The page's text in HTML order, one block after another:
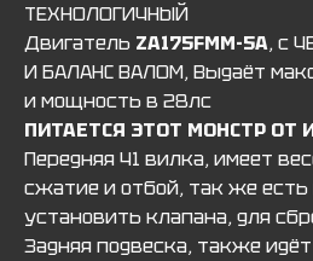
ТЕХНОЛОГИЧНЫЙ
Двигатель ZA175FMM-5A, с
И БАЛАНС ВАЛОМ, Выдаёт
и мощность в 28лс
ПИТАЕТСЯ ЭТОТ МОНСТР ОТ
Передняя 41 вилка, имеет
сжатие и отбой, так же
установить клапана, для
Задняя подвеска, также